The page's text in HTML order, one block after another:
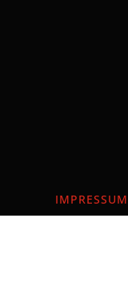
IMPRESSUM